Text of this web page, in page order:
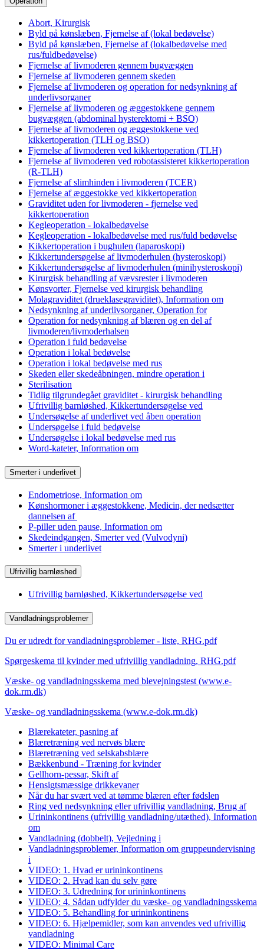
Abort, Kirurgisk
Byld på kønslæben, Fjernelse af (lokal bedøvelse)
Byld på kønslæben, Fjernelse af (lokalbedøvelse med
rus/fuldbedøvelse)
Fjernelse af livmoderen gennem bugvæggen
Fjernelse af livmoderen gennem skeden
Fjernelse af livmoderen og operation for nedsynkning af
underlivsorganer
Fjernelse af livmoderen og æggestokkene gennem
bugvæggen (abdominal hysterektomi + BSO)
Fjernelse af livmoderen og æggestokkene ved
kikkertoperation (TLH og BSO)
Fjernelse af livmoderen ved kikkertoperation (TLH)
Fjernelse af livmoderen ved robotassisteret kikkertoperation
(R-TLH)
Fjernelse af slimhinden i livmoderen (TCER)
Fjernelse af æggestokke ved kikkertoperation
Graviditet uden for livmoderen - fjernelse ved
kikkertoperation
Kegleoperation - lokalbedøvelse
Kegleoperation - lokalbedøvelse med rus/fuld bedøvelse
Kikkertoperation i bughulen (laparoskopi)
Kikkertundersøgelse af livmoderhulen (hysteroskopi)
Kikkertundersøgelse af livmoderhulen (minihysteroskopi)
Kirurgisk behandling af vævsrester i livmoderen
Kønsvorter, Fjernelse ved kirurgisk behandling
Molagraviditet (drueklasegraviditet), Information om
Nedsynkning af underlivsorganer, Operation for
Operation for nedsynkning af blæren og en del af
livmoderen/livmoderhalsen
Operation i fuld bedøvelse
Operation i lokal bedøvelse
Operation i lokal bedøvelse med rus
Skeden eller skedeåbningen, mindre operation i
Sterilisation
Tidlig tilgrundegået graviditet - kirurgisk behandling
Ufrivillig barnløshed, Kikkertundersøgelse ved
Undersøgelse af underlivet ved åben operation
Undersøgelse i fuld bedøvelse
Undersøgelse i lokal bedøvelse med rus
Word-kateter, Information om
Smerter i underlivet
Endometriose, Information om
Kønshormoner i æggestokkene, Medicin, der nedsætter
dannelsen af
P-piller uden pause, Information om
Skedeindgangen, Smerter ved (Vulvodyni)
Smerter i underlivet
Ufrivillig barnløshed
Ufrivillig barnløshed, Kikkertundersøgelse ved
Vandladningsproblemer
Du er udredt for vandladningsproblemer - liste, RHG.pdf
Spørgeskema til kvinder med ufrivillig vandladning, RHG.pdf
Væske- og vandladningsskema med blevejningstest (www.e-
dok.rm.dk)
Væske- og vandladningsskema (www.e-dok.rm.dk)
Blærekateter, pasning af
Blæretræning ved nervøs blære
Blæretræning ved selskabsblære
Bækkenbund - Træning for kvinder
Gellhorn-pessar, Skift af
Hensigtsmæssige drikkevaner
Når du har svært ved at tømme blæren efter fødslen
Ring ved nedsynkning eller ufrivillig vandladning, Brug af
Urininkontinens (ufrivillig vandladning/utæthed), Information
om
Vandladning (dobbelt), Vejledning i
Vandladningsproblemer, Information om gruppeundervisning
i
VIDEO: 1. Hvad er urininkontinens
VIDEO: 2. Hvad kan du selv gøre
VIDEO: 3. Udredning for urininkontinens
VIDEO: 4. Sådan udfylder du væske- og vandladningsskema
VIDEO: 5. Behandling for urininkontinens
VIDEO: 6. Hjælpemidler, som kan anvendes ved ufrivillig
vandladning
VIDEO: Minimal Care